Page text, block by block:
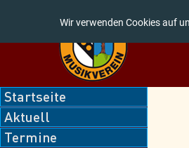
Navigation
überspringen
Startseite
Aktuell
Termine
Wir verwenden Cookies auf